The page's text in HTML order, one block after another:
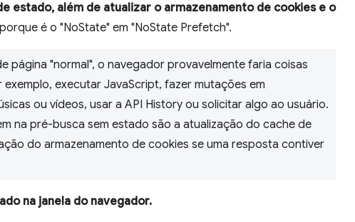
estado, além de atualizar o armazenamento de cookies e o
é o "NoState" em "NoState Prefetch".
"normal", o navegador provavelmente faria coisas
executar JavaScript, fazer mutações em
ou vídeos, usar a API History ou solicitar algo ao usuário.
na pré-busca sem estado são a atualização do cache de
do armazenamento de cookies se uma resposta contiver
na janela do navegador.